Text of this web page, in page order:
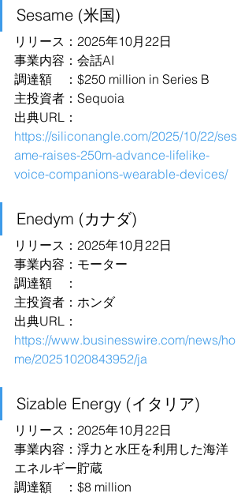
Sesame (米国)
リリース：2025年10月22日
事業内容：会話AI
調達額　：$250 million in Series B
主投資者：Sequoia
出典URL：
https://siliconangle.com/2025/10/22/ses
ame-raises-250m-advance-lifelike-
voice-companions-wearable-devices/
Enedym (カナダ)
リリース：2025年10月22日
事業内容：モーター
調達額　：
主投資者：ホンダ
出典URL：
https://www.businesswire.com/news/ho
me/20251020843952/ja
Sizable Energy (イタリア)
リリース：2025年10月22日
事業内容：浮力と水圧を利用した海洋
エネルギー貯蔵
調達額　：$8 million